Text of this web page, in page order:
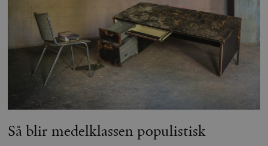
Så blir medelklassen populistisk